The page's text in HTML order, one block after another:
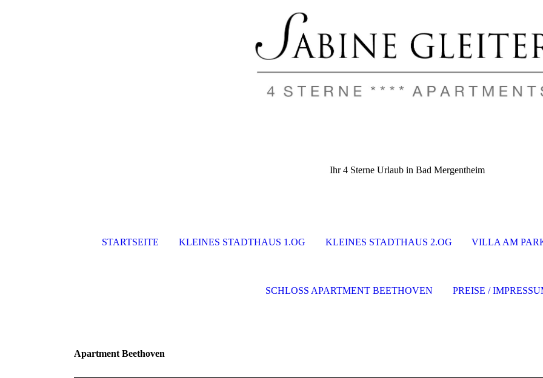
Ihr 4 Sterne Urlaub in Bad Mergentheim
STARTSEITE KLEINES STADTHAUS 1.OG KLEINES STADTHAUS 2.OG VILLA AM
SCHLOSS APARTMENT BEETHOVEN PREISE /
Apartment Beethoven